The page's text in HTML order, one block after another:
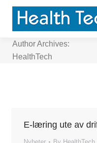
Author Archives:
HealthTech
E-læring ute av